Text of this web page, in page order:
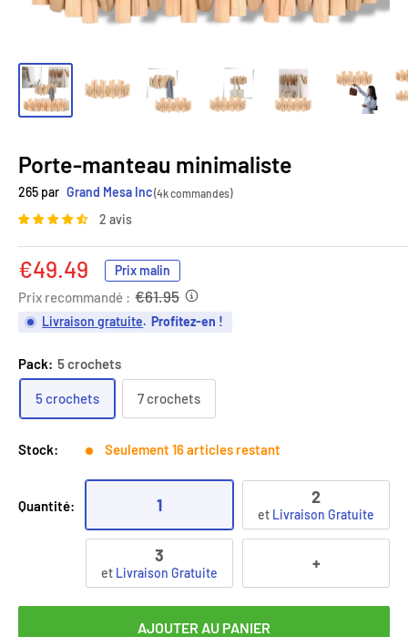
Porte-manteau minimaliste
265 par Grand Mesa Inc(4k commandes)
2 avis
Prix
réduit
€49.49 Prix malin
Prix recommandé : €61.95
Livraison gratuite. Profitez-en !
Pack: 5 crochets
5 crochets 7 crochets
Stock: Seulement 16 articles restant
Quantité: 1 2
et Livraison Gratuite
3
et Livraison Gratuite +
AJOUTER AU PANIER